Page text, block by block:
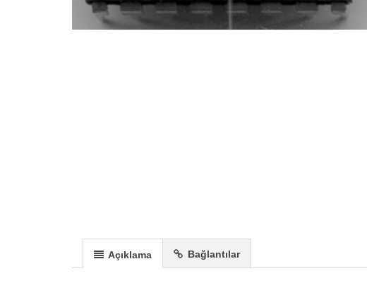
Açıklama Bağlantılar